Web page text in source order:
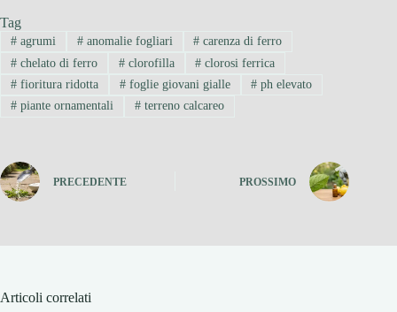
Tag
#agrumi #anomalie fogliari # carenza di ferro
#chelato di ferro #clorofilla # clorosi ferrica
#fioritura ridotta #foglie giovani gialle # ph elevato
#piante ornamentali #terreno calcareo
PRECEDENTE PROSSIMO
Articoli correlati